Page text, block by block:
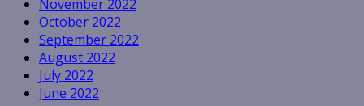
November 2022
October 2022
September 2022
August 2022
July 2022
June 2022